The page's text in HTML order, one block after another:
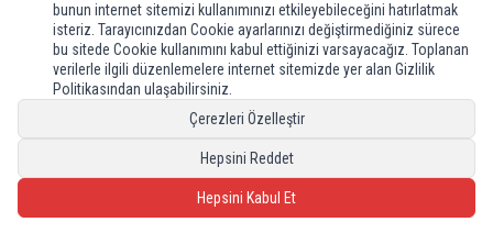
bunun internet sitemizi kullanımınızı etkileyebileceğini hatırlatmak
isteriz. Tarayıcınızdan Cookie ayarlarınızı değiştirmediğiniz sürece
bu sitede Cookie kullanımını kabul ettiğinizi varsayacağız. Toplanan
verilerle ilgili düzenlemelere internet sitemizde yer alan Gizlilik
Politikasından ulaşabilirsiniz.
Çerezleri Özelleştir
Hepsini Reddet
Hepsini Kabul Et